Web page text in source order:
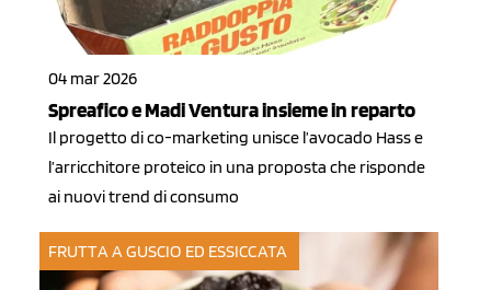
04 mar 2026
Spreafico e Madi Ventura insieme in reparto
Il progetto di co-marketing unisce l’avocado Hass e
l’arricchitore proteico in una proposta che risponde
ai nuovi trend di consumo
FRUTTA A GUSCIO ED ESSICCATA